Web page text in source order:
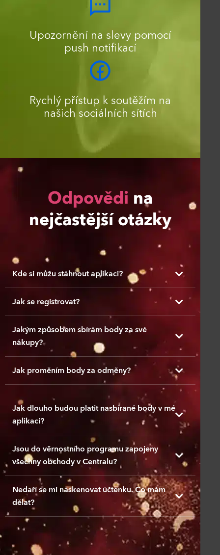
Upozornění na slevy pomocí
push notifikací
Rychlý přístup k soutěžím na
našich sociálních sítích
Odpovědi na
nejčastější otázky
Kde si můžu stáhnout aplikaci?
Jak se registrovat?
Jakým způsobem sbírám body za své
nákupy?
Jak proměním body za odměny?
Jak dlouho budou platit nasbírané body v mé
aplikaci?
Jsou do věrnostního programu zapojeny
všechny obchody v Centralu?
Nedaří se mi naskenovat účtenku. Co mám
dělat?